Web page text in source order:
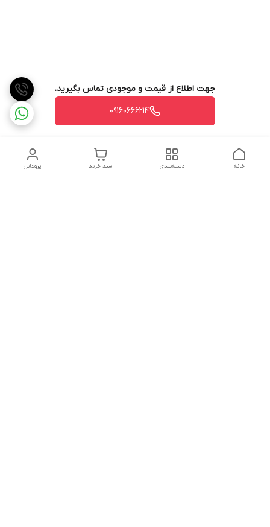
جهت اطلاع از قیمت و موجودی تماس بگیرید.
09160666214
پروفایل سبد خرید دسته‌بندی خانه